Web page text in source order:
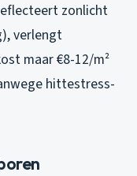
zonlicht
verlengt
maar €8-12/m²
hittestress-